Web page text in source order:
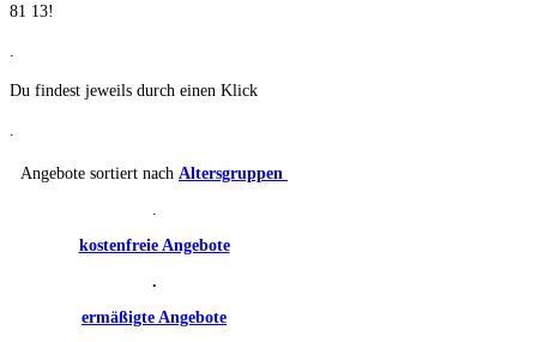
81 13!
Du findest jeweils durch einen Klick
Angebote sortiert nach Altersgruppen
kostenfreie Angebote
.
ermäßigte Angebote